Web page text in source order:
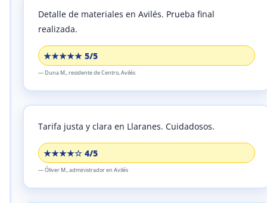
★★★★★ 5/5
Detalle de materiales en Avilés. Prueba final
realizada.
— Duna M.,residentede Centro, Avilés
★★★★☆ 4/5
Tarifa justa y clara en Llaranes. Cuidadosos.
—Óliver M.,administradoren Avilés